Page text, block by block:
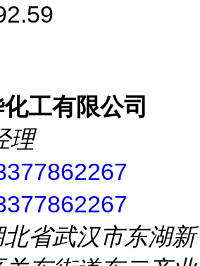
工有限公司
理
省武汉市东湖新